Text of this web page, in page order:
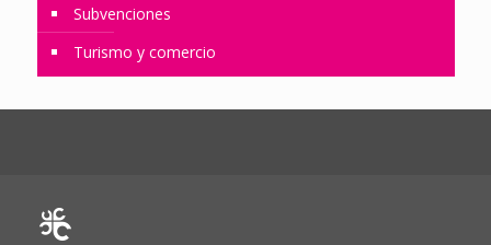
Subvenciones
Turismo y comercio